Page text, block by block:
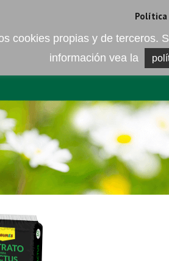
EMPRESA ELEMENTO DEL
Política
cookies propias y de terceros.
información vea la